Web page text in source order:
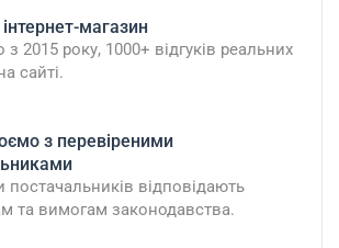
магазин
2015 року, 1000+ відгуків реальних
сайті.
з перевіреними
постачальників відповідають
та вимогам законодавства.